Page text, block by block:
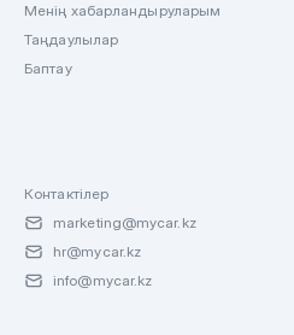
Менің хабарландыруларым
Таңдаулылар
Баптау
Контактілер
marketing@mycar.kz
hr@mycar.kz
info@mycar.kz